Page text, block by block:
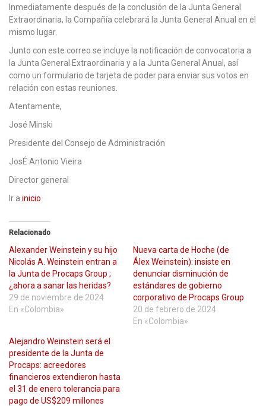
Inmediatamente después de la conclusión de la Junta General
Extraordinaria, la Compañía celebrará la Junta General Anual en el
mismo lugar.
Junto con este correo se incluye la notificación de convocatoria a
la Junta General Extraordinaria y a la Junta General Anual, así
como un formulario de tarjeta de poder para enviar sus votos en
relación con estas reuniones.
Atentamente,
José Minski
Presidente del Consejo de Administración
JosÉ Antonio Vieira
Director general
Ir a inicio
Relacionado
Alexander Weinstein y su hijo
Nicolás A. Weinstein entran a
la Junta de Procaps Group ;
¿ahora a sanar las heridas?
29 de noviembre de 2024
En «Colombia»
Nueva carta de Hoche (de
Álex Weinstein): insiste en
denunciar disminución de
estándares de gobierno
corporativo de Procaps Group
20 de febrero de 2024
En «Colombia»
Alejandro Weinstein será el
presidente de la Junta de
Procaps: acreedores
financieros extendieron hasta
el 31 de enero tolerancia para
pago de US$209 millones